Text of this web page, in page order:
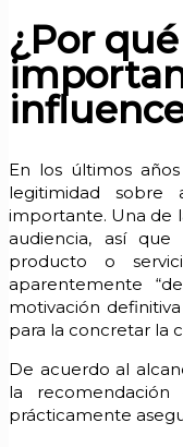
¿Por
En los últimos
legitimidad
importante. Una de
audiencia, así
producto o
aparentemente
motivación
para la concretar la
De acuerdo al
la
prácticamente